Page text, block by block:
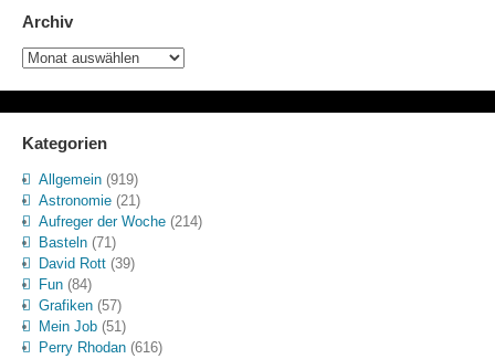
Archiv
Archiv
Kategorien
Allgemein(919)
Astronomie(21)
Aufreger der Woche(214)
Basteln(71)
David Rott(39)
Fun(84)
Grafiken(57)
Mein Job(51)
Perry Rhodan(616)